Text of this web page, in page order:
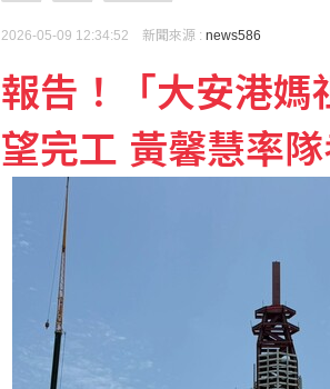
男汽車旅館拒戴套涉毆傷
學生拖熊進宿舍剝皮取肉
2026-05-09 12:34:52 新聞來源 : news586
報告！「大安港媽
望完工 黃馨慧率